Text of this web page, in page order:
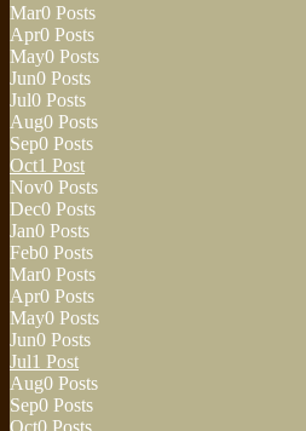
Mar0 Posts
Apr0 Posts
May0 Posts
Jun0 Posts
Jul0 Posts
Aug0 Posts
Sep0 Posts
Oct1 Post
Nov0 Posts
Dec0 Posts
Jan0 Posts
Feb0 Posts
Mar0 Posts
Apr0 Posts
May0 Posts
Jun0 Posts
Jul1 Post
Aug0 Posts
Sep0 Posts